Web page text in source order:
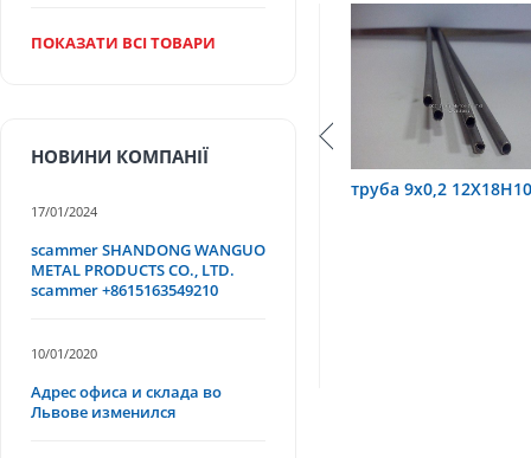
труба 75х1,5,
ПОКАЗАТИ ВСІ ТОВАРИ
НОВИНИ КОМПАНІЇ
17/01/2024
scammer SHANDONG WANGUO
METAL PRODUCTS CO., LTD.
scammer +8615163549210
10/01/2020
Адрес офиса и склада во
Львове изменился